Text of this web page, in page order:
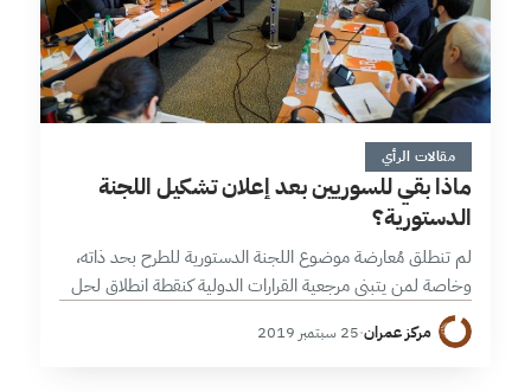
5 دقائق
مقالات الرأي
ماذا بقي للسوريين بعد إعلان تشكيل اللجنة
الدستورية؟
لم تنطلق مُعارضة موضوع اللجنة الدستورية للطرح بحد ذاته،
وخاصة لمن يتبنى مرجعية القرارات الدولية كنقطة انطلاق لحل
المعضلة السورية، فموضوع طرح دستور جديد للبلاد، يشغل
حيزاً ما من فقرات…
مركز عمران·25 سبتمبر 2019